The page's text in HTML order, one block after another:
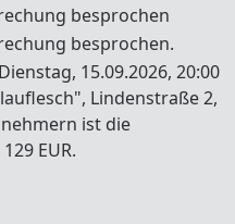
besprochen
besprochen.
15.09.2026, 20:00
Lindenstraße 2,
ist die
EUR.